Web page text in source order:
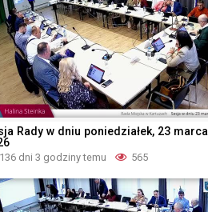
Rady w dniu poniedziałek, 23 marca
136 dni 3 godziny temu 565